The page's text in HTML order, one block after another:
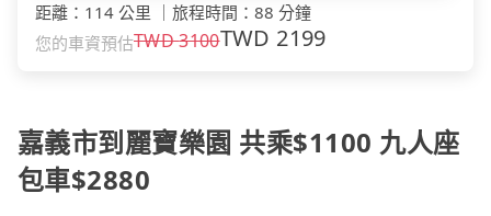
距離 ： 114 公里 旅程時間 ： 88 分鐘
您的車資預估TWD3100TWD 2199
嘉義市到麗寶樂園 共乘$1100 九人座
包車$2880